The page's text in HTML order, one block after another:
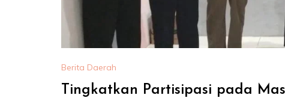
Berita Daerah
Tingkatkan Partisipasi pada